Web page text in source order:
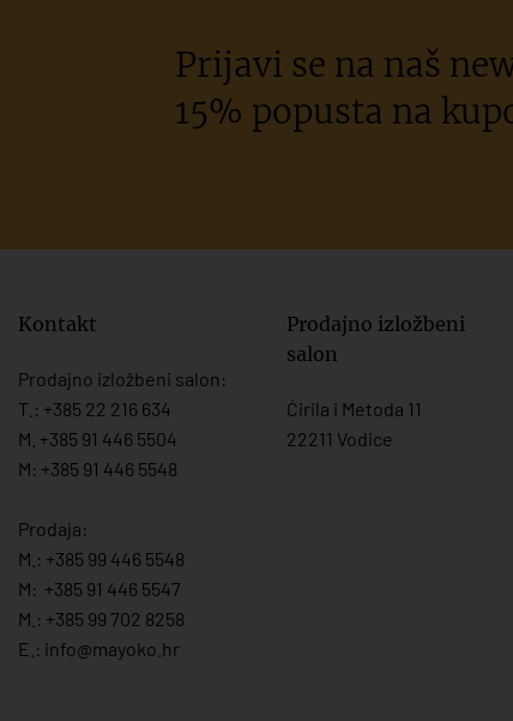
Prijavi se na naš
15% popusta na
Kontakt
Prodajno izložbeni salon:
T.: +385 22 216 634
M. +385 91 446 5504
M: +385 91 446 5548
Prodaja:
M.: +385 99 446 5548
M: +385 91 446 5547
M.: +385 99 702 8258
E.: info@mayoko. hr
Prodajno izložbeni
salon
Ćirila i Metoda 11
22211 Vodice